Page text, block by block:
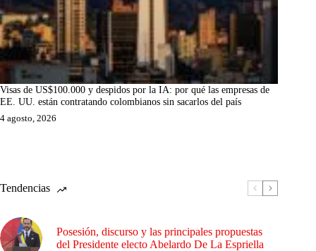
Visas de US$100.000 y despidos por la IA: por qué las empresas de
EE. UU. están contratando colombianos sin sacarlos del país
4 agosto, 2026
Tendencias
Posesión, discurso y las principales propuestas
del Presidente electo Abelardo De La Espriella